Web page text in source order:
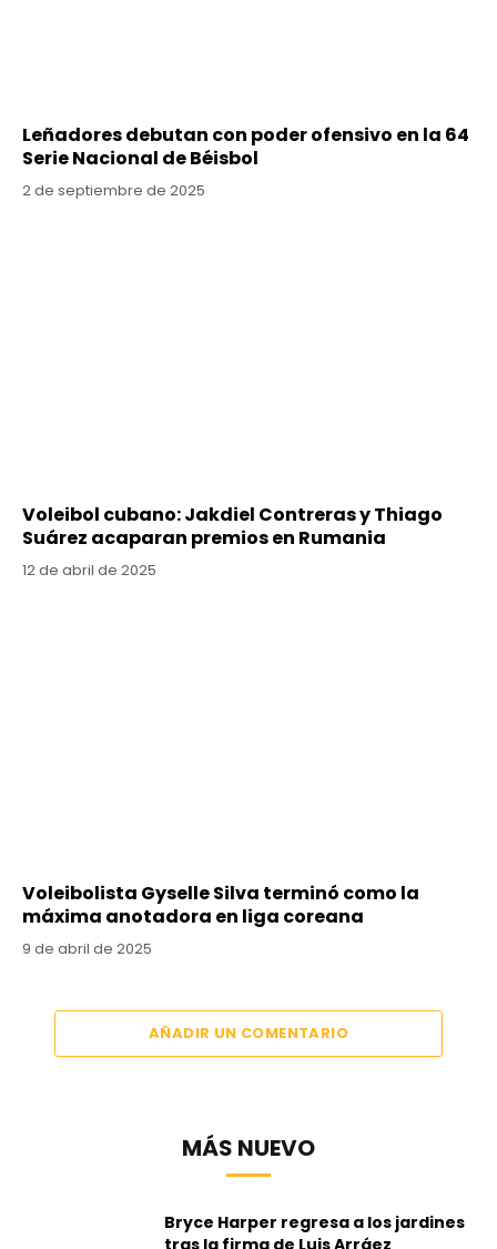
Leñadores debutan con poder ofensivo en la 64
Serie Nacional de Béisbol
2 de septiembre de 2025
Voleibol cubano: Jakdiel Contreras y Thiago
Suárez acaparan premios en Rumania
12 de abril de 2025
Voleibolista Gyselle Silva terminó como la
máxima anotadora en liga coreana
9 de abril de 2025
AÑADIR UN COMENTARIO
MÁS NUEVO
Bryce Harper regresa a los jardines